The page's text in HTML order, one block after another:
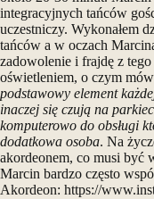
integracyjnych tańców
uczestniczy. Wykonałem
tańców a w oczach
zadowolenie i frajdę z
oświetleniem, o czym
podstawowy element
inaczej się czują na
komputerowo do obsługi
dodatkowa osoba. Na
akordeonem, co musi być
Marcin bardzo często
Akordeon: https://